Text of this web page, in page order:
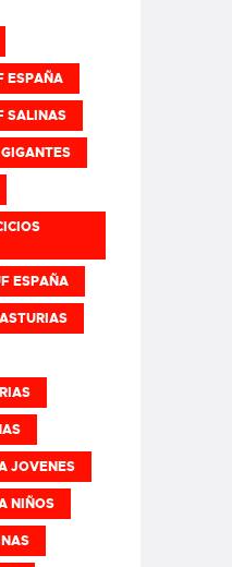
ESPAÑA
SALINAS
ESPAÑA
JOVENES
NIÑOS